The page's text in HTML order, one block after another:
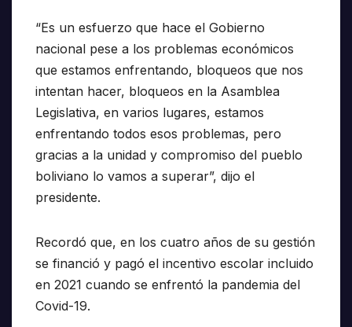
“Es un esfuerzo que hace el Gobierno
nacional pese a los problemas económicos
que estamos enfrentando, bloqueos que nos
intentan hacer, bloqueos en la Asamblea
Legislativa, en varios lugares, estamos
enfrentando todos esos problemas, pero
gracias a la unidad y compromiso del pueblo
boliviano lo vamos a superar”, dijo el
presidente.
Recordó que, en los cuatro años de su gestión
se financió y pagó el incentivo escolar incluido
en 2021 cuando se enfrentó la pandemia del
Covid-19.